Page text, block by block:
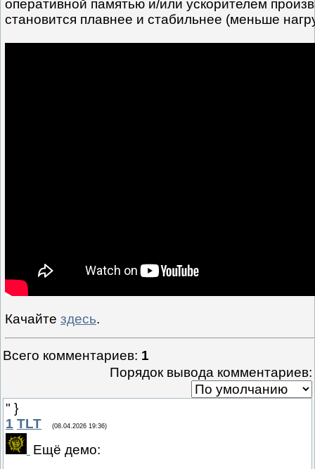
оперативной памятью и/или ускорителем
становится плавнее и стабильнее (меньше
Качайте здесь.
Всего комментариев: 1
Порядок вывода комментариев:
" }
1 TLT (08.04.2026 19:36)
Ещё демо: